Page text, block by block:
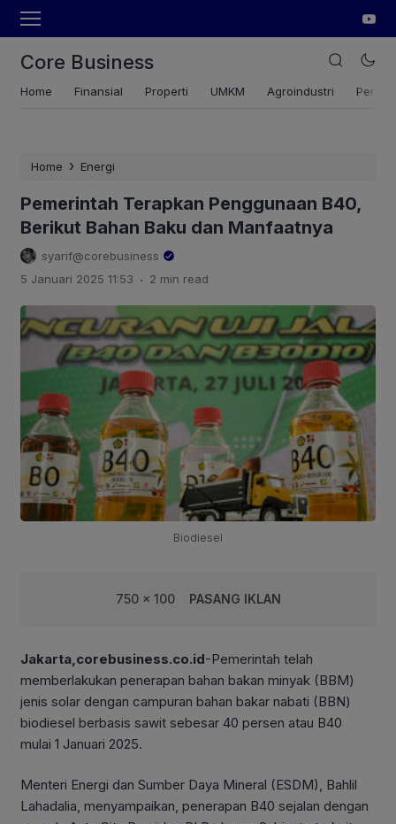
Core Business
Home Finansial Properti UMKM Agroindustri
Home › Energi
Pemerintah Terapkan Penggunaan B40,
Berikut Bahan Baku dan Manfaatnya
syarif@corebusiness
5 Januari 2025 11:53 . 2 min read
Biodiesel
750 x 100 PASANG IKLAN
Jakarta,corebusiness.co.id-Pemerintah telah
memberlakukan penerapan bahan bakan minyak (BBM)
jenis solar dengan campuran bahan bakar nabati (BBN)
biodiesel berbasis sawit sebesar 40 persen atau B40
mulai 1 Januari 2025.
Menteri Energi dan Sumber Daya Mineral (ESDM), Bahlil
Lahadalia, menyampaikan, penerapan B40 sejalan dengan